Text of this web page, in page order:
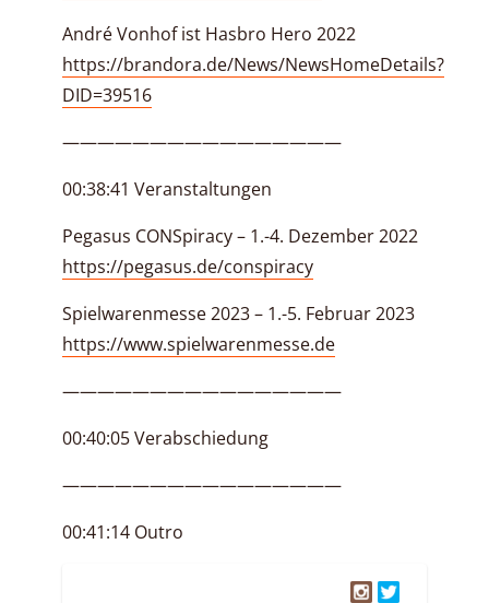
André Vonhof ist Hasbro Hero 2022
https://brandora.de/News/NewsHomeDetails?
DID=39516
————————————————
00:38:41 Veranstaltungen
Pegasus CONSpiracy – 1.-4. Dezember 2022
https://pegasus.de/conspiracy
Spielwarenmesse 2023 – 1.-5. Februar 2023
https://www.spielwarenmesse.de
————————————————
00:40:05 Verabschiedung
————————————————
00:41:14 Outro